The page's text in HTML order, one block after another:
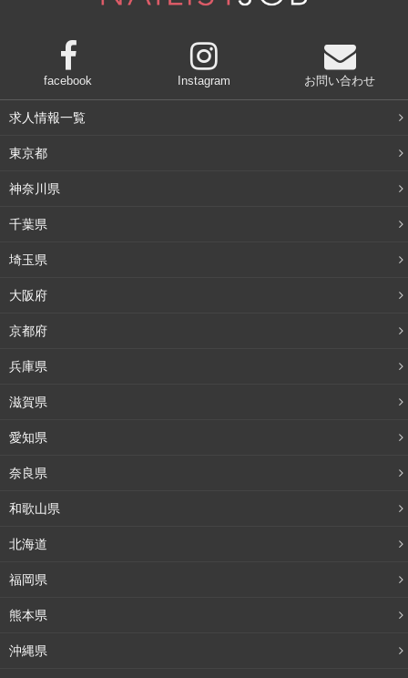
facebook Instagram お問い合わせ
求人情報一覧
東京都
神奈川県
千葉県
埼玉県
大阪府
京都府
兵庫県
滋賀県
愛知県
奈良県
和歌山県
北海道
福岡県
熊本県
沖縄県